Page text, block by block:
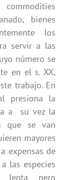
bienes
los
servir a las
número se
en el s. XX,
trabajo. En
presiona la
a su vez la
que se van
mayores
expensas de
las especies
lenta pero